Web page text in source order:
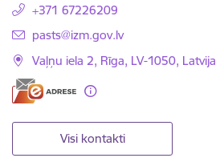
+371 67226209
E-pasts:
pasts@izm.gov.lv
Vaļņu iela 2, Rīga, LV-1050, Latvija
Visi kontakti